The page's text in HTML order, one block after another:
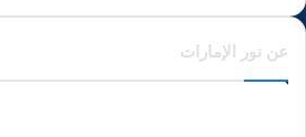
عن نور الإمارات